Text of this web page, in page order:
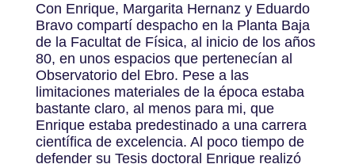
Con Enrique, Margarita Hernanz y Eduardo
Bravo compartí despacho en la Planta Baja
de la Facultat de Física, al inicio de los años
80, en unos espacios que pertenecían al
Observatorio del Ebro. Pese a las
limitaciones materiales de la época estaba
bastante claro, al menos para mi, que
Enrique estaba predestinado a una carrera
científica de excelencia. Al poco tiempo de
defender su Tesis doctoral Enrique realizó